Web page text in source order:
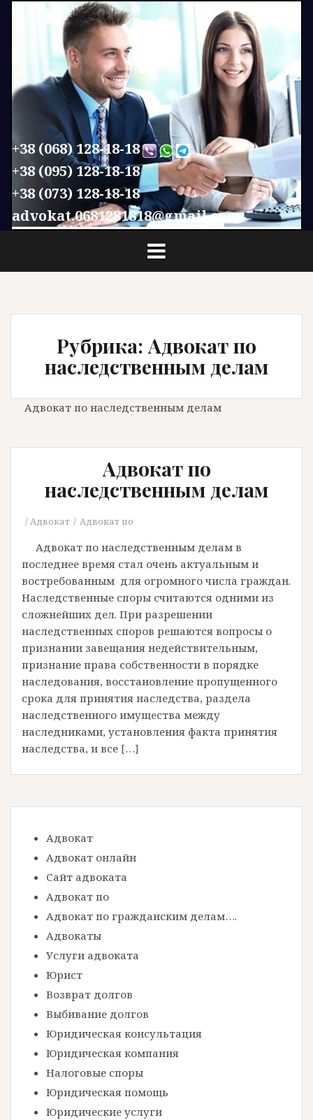
+38 (068) 128-18-18
+38 (095) 128-18-18
+38 (073) 128-18-18
advokat.0681281818@gmail.com
Рубрика: Адвокат по
наследственным делам
Адвокат по наследственным делам
Адвокат по
наследственным делам
Адвокат Адвокат по
Адвокат по наследственным делам в
последнее время стал очень актуальным и
востребованным для огромного числа граждан.
Наследственные споры считаются одними из
сложнейших дел. При разрешении
наследственных споров решаются вопросы о
признании завещания недействительным,
признание права собственности в порядке
наследования, восстановление пропущенного
срока для принятия наследства, раздела
наследственного имущества между
наследниками, установления факта принятия
наследства, и все […]
Адвокат
Адвокат онлайн
Сайт адвоката
Адвокат по
Адвокат по гражданским делам….
Адвокаты
Услуги адвоката
Юрист
Возврат долгов
Выбивание долгов
Юридическая консультация
Юридическая компания
Налоговые споры
Юридическая помощь
Юридические услуги